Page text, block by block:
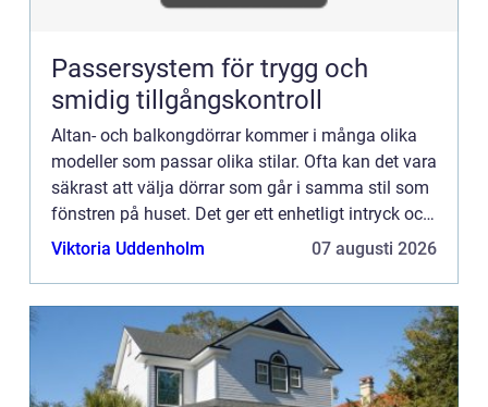
Passersystem för trygg och
smidig tillgångskontroll
Altan- och balkongdörrar kommer i många olika
modeller som passar olika stilar. Ofta kan det vara
säkrast att välja dörrar som går i samma stil som
fönstren på huset. Det ger ett enhetligt intryck och
får fasaden att se mer harmonisk ut. Visst går
Viktoria Uddenholm 07 augusti 2026